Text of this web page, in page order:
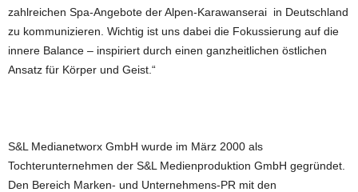
zahlreichen Spa-Angebote der Alpen-Karawanserai in Deutschland
zu kommunizieren. Wichtig ist uns dabei die Fokussierung auf die
innere Balance – inspiriert durch einen ganzheitlichen östlichen
Ansatz für Körper und Geist.“
S&L Medianetworx GmbH wurde im März 2000 als
Tochterunternehmen der S&L Medienproduktion GmbH gegründet.
Den Bereich Marken- und Unternehmens-PR mit den